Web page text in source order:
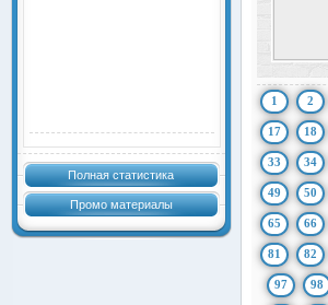
Полная статистика
Промо материалы
1 2
17 18
33 34
49 50
65 66
81 82
97 98